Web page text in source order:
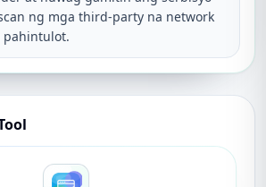
ng mga third-party na network
pahintulot.